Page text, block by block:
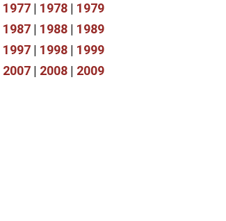
1977 | 1978 | 1979
1987 | 1988 | 1989
1997 | 1998 | 1999
2007 | 2008 | 2009